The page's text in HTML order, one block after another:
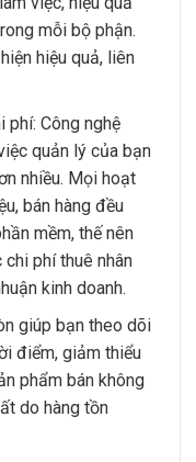
mỗi bộ phận.
hiệu quả, liên
phí: Công nghệ
quản lý của bạn
nhiều. Mọi hoạt
bán hàng đều
mềm, thế nên
phí thuê nhân
kinh doanh.
giúp bạn theo dõi
điểm, giảm thiểu
phẩm bán không
do hàng tồn